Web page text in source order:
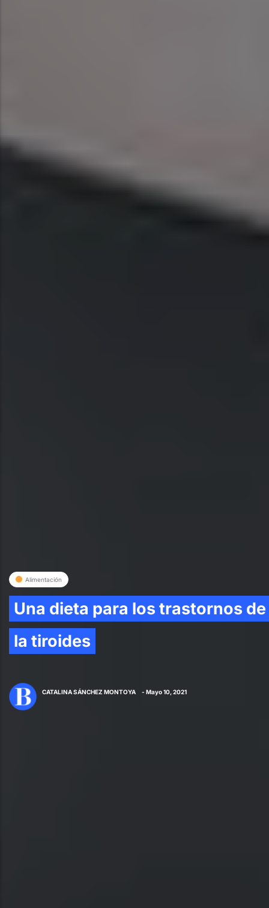
Alimentación
Una dieta para los trastornos de
la tiroides
CATALINA SÁNCHEZ MONTOYA - Mayo 10, 2021